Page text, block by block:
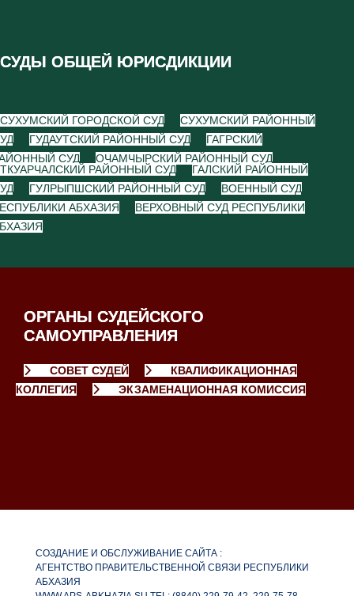
СУДЫ ОБЩЕЙ ЮРИСДИКЦИИ
СУХУМСКИЙ ГОРОДСКОЙ СУД
СУХУМСКИЙ РАЙОННЫЙ
ГУДАУТСКИЙ РАЙОННЫЙ СУД
ГАГРСКИЙ
СУД
ОЧАМЧЫРСКИЙ РАЙОННЫЙ СУД
ТКУАРЧАЛСКИЙ РАЙОННЫЙ СУД
ГАЛСКИЙ РАЙОННЫЙ
ГУЛРЫПШСКИЙ РАЙОННЫЙ СУД
ВОЕННЫЙ СУД
АБХАЗИЯ
ВЕРХОВНЫЙ СУД РЕСПУБЛИКИ
ОРГАНЫ СУДЕЙСКОГО
САМОУПРАВЛЕНИЯ
СОВЕТ СУДЕЙ
КВАЛИФИКАЦИОННАЯ
КОЛЛЕГИЯ
ЭКЗАМЕНАЦИОННАЯ КОМИССИЯ
СОЗДАНИЕ И ОБСЛУЖИВАНИЕ САЙТА :
АГЕНТСТВО ПРАВИТЕЛЬСТВЕННОЙ СВЯЗИ РЕСПУБЛИКИ
АБХАЗИЯ